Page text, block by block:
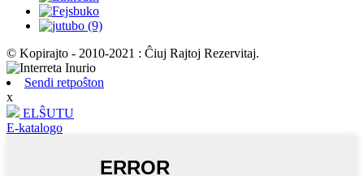
© Kopirajto - 2010-2021 : Ĉiuj Rajtoj Rezervitaj.
Sendi retpoŝton
x
ELŜUTU
E-katalogo